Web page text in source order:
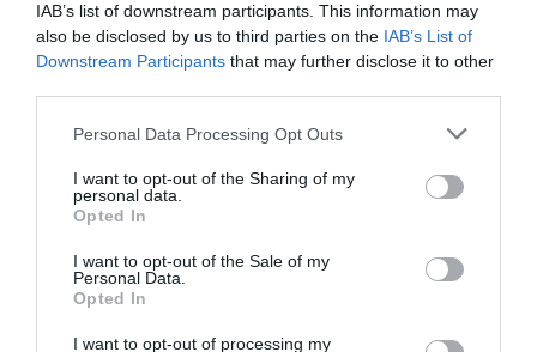
IAB’s list of downstream participants. This information may
also be disclosed by us to third parties on the IAB’s List of
Downstream Participants that may further disclose it to other
Please note that this website/app uses one or more Google
not limited to your visit or usage behaviour. You may click to
grant or deny consent to Google and its third-party tags to
use your data for below specified purposes in below Google
consent section.
Personal Data Processing Opt Outs
I want to opt-out of the Sharing of my
personal data.
Opted In
I want to opt-out of the Sale of my
Personal Data.
Opted In
I want to opt-out of processing my
Ασκληπειού Βούλας – Δείτε φωτογραφίες
παρεμβάσεις
14.01.2026 - 09:27